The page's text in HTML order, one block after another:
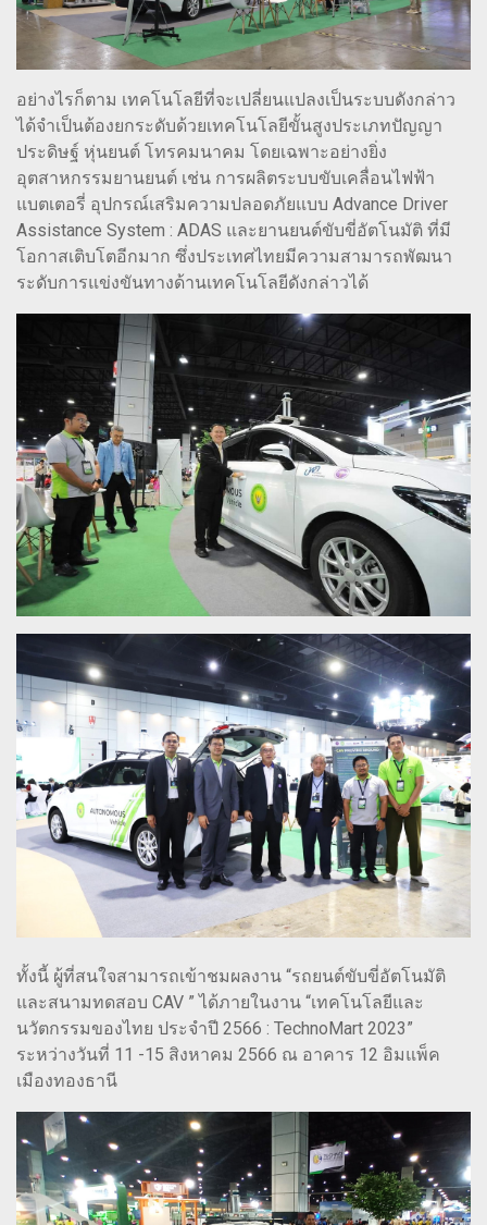
อย่างไรก็ตาม เทคโนโลยีที่จะเปลี่ยนแปลงเป็นระบบดังกล่าว
ได้จำเป็นต้องยกระดับด้วยเทคโนโลยีขั้นสูงประเภทปัญญา
ประดิษฐ์ หุ่นยนต์ โทรคมนาคม โดยเฉพาะอย่างยิ่ง
อุตสาหกรรมยานยนต์ เช่น การผลิตระบบขับเคลื่อนไฟฟ้า
แบตเตอรี่ อุปกรณ์เสริมความปลอดภัยแบบ Advance Driver
Assistance System : ADAS และยานยนต์ขับขี่อัตโนมัติ ที่มี
โอกาสเติบโตอีกมาก ซึ่งประเทศไทยมีความสามารถพัฒนา
ระดับการแข่งขันทางด้านเทคโนโลยีดังกล่าวได้
ทั้งนี้ ผู้ที่สนใจสามารถเข้าชมผลงาน “รถยนต์ขับขี่อัตโนมัติ
และสนามทดสอบ CAV ” ได้ภายในงาน “เทคโนโลยีและ
นวัตกรรมของไทย ประจำปี 2566 : TechnoMart 2023”
ระหว่างวันที่ 11 -15 สิงหาคม 2566 ณ อาคาร 12 อิมแพ็ค
เมืองทองธานี